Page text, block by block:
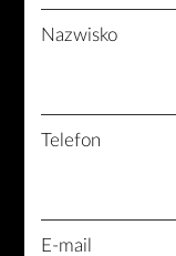
Nazwisko
Telefon
E-mail